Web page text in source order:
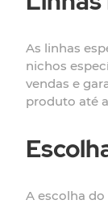
As linhas
nichos
vendas e
produto até
A escolha